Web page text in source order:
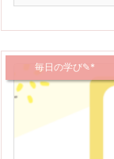
毎日の学び✎*